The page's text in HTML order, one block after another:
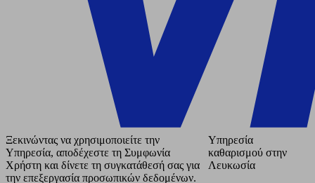
Ξεκινώντας να χρησιμοποιείτε την
Υπηρεσία, αποδέχεστε τη Συμφωνία
Χρήστη και δίνετε τη συγκατάθεσή σας για
την επεξεργασία προσωπικών δεδομένων.
Υπηρεσία
καθαρισμού στην
Λευκωσία